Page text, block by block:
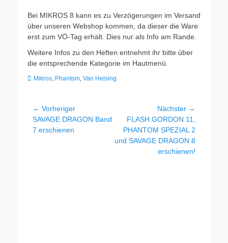
Bei MIKROS 8 kann es zu Verzögerungen im Versand
über unseren Webshop kommen, da dieser die Ware
erst zum VÖ-Tag erhält. Dies nur als Info am Rande.
Weitere Infos zu den Heften entnehmt ihr bitte über
die entsprechende Kategorie im Hautmenü.
Kategorien
Mikros Phantom Van Helsing
Beitragsnavigation
← Vorheriger
Vorheriger
Beitrag:
SAVAGE DRAGON Band
7 erschienen
Nächster →
Nächster
Beitrag:
FLASH GORDON 11,
PHANTOM SPEZIAL 2
und SAVAGE DRAGON 8
erschienen!